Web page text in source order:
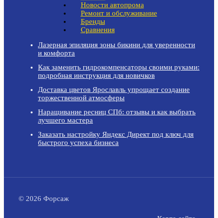
Новости автопрома
Ремонт и обслуживание
Бренды
Сравнения
Лазерная эпиляция зоны бикини для уверенности
и комфорта
Как заменить гидрокомпенсаторы своими руками:
подробная инструкция для новичков
Доставка цветов Ярославль упрощает создание
торжественной атмосферы
Наращивание ресниц СПб: отзывы и как выбрать
лучшего мастера
Заказать настройку Яндекс Директ под ключ для
быстрого успеха бизнеса
© 2026 Форсаж